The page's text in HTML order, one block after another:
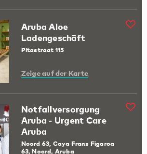
Aruba Aloe
Ladengeschäft
Pitastraat 115
Zeige auf der Karte
Notfallversorgung
Aruba - Urgent Care
Aruba
Noord 63, Caya Frans Figaroa
63, Noord, Aruba